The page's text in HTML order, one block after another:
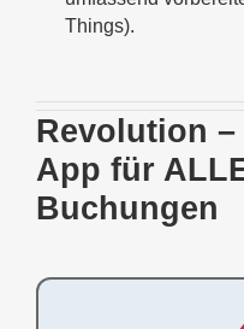
Things).
Revolution
App für
Buchungen